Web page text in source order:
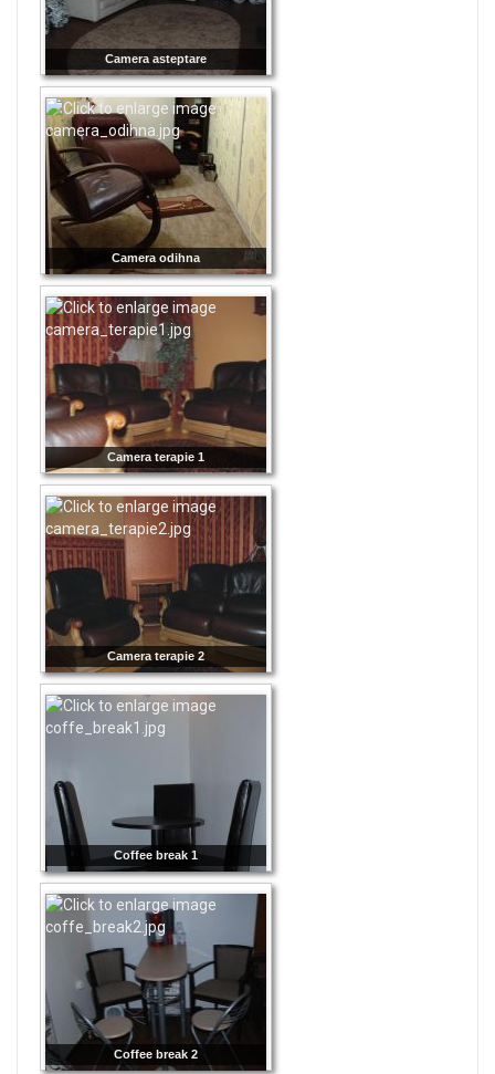
Camera asteptare
Camera odihna
Camera terapie 1
Camera terapie 2
Coffee break 1
Coffee break 2